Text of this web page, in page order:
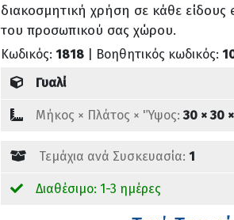
διακοσμητική χρήση σε κάθε
του προσωπικού σας χώρου.
Κωδικός: 1818 | Βοηθητικός κωδικός:
Γυαλί
Mήκος × Πλάτος × 'Ύψος:30 × 30
Τεμάχια ανά Συσκευασία: 1
Διαθέσιμο: 1-3 ημέρες